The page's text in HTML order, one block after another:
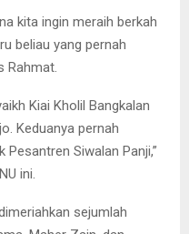
kita ingin meraih berkah
beliau yang pernah
Rahmat.
Kiai Kholil Bangkalan
Keduanya pernah
Siwalan Panji,”
ini.
sejumlah